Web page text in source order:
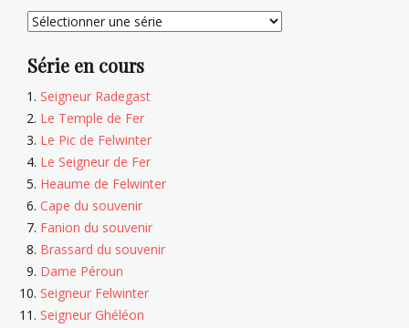
Série en cours
Seigneur Radegast
Le Temple de Fer
Le Pic de Felwinter
Le Seigneur de Fer
Heaume de Felwinter
Cape du souvenir
Fanion du souvenir
Brassard du souvenir
Dame Péroun
Seigneur Felwinter
Seigneur Ghéléon